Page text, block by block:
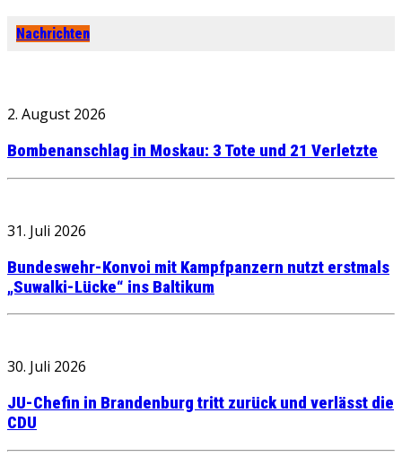
Nachrichten
2. August 2026
Bombenanschlag in Moskau: 3 Tote und 21 Verletzte
31. Juli 2026
Bundeswehr-Konvoi mit Kampfpanzern nutzt erstmals
„Suwalki-Lücke“ ins Baltikum
30. Juli 2026
JU-Chefin in Brandenburg tritt zurück und verlässt die
CDU